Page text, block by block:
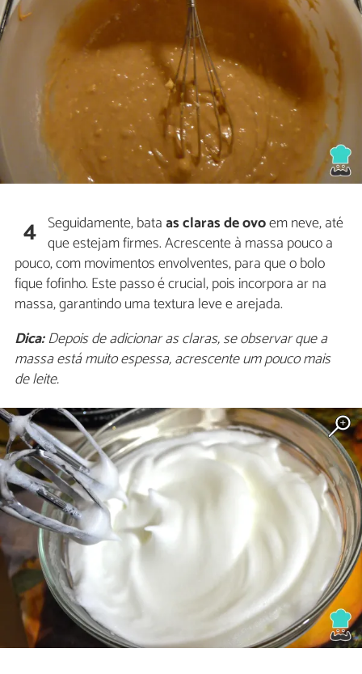
4 Seguidamente, bataas claras de ovoem neve, até
que estejam firmes. Acrescente à massa pouco a
pouco, com movimentos envolventes, para que o bolo
fique fofinho. Este passo é crucial, pois incorpora ar na
massa, garantindo uma textura leve e arejada.
Dica:Depois de adicionar as claras, se observar que a
massa está muito espessa, acrescente um pouco mais
de leite.